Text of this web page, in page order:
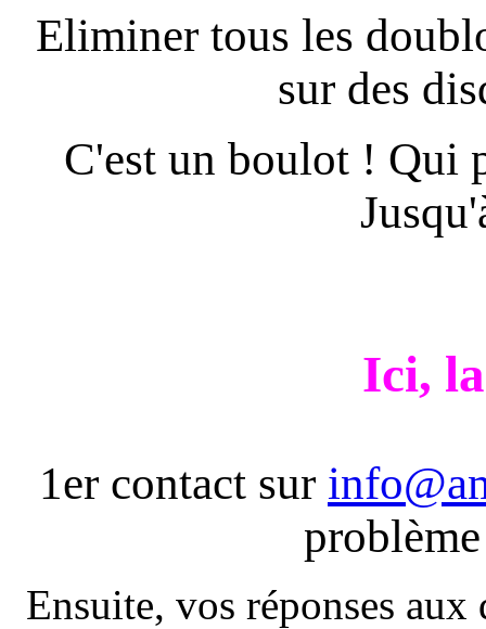
Eliminer tous les
sur des
C'est un boulot ! Qui
Ici,
1er contact sur
Ensuite, vos réponses